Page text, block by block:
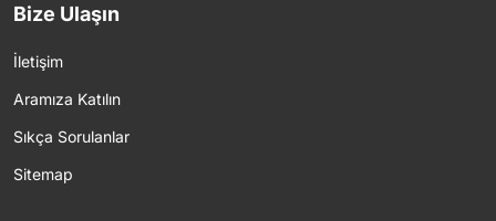
Bize Ulaşın
İletişim
Aramıza Katılın
Sıkça Sorulanlar
Sitemap